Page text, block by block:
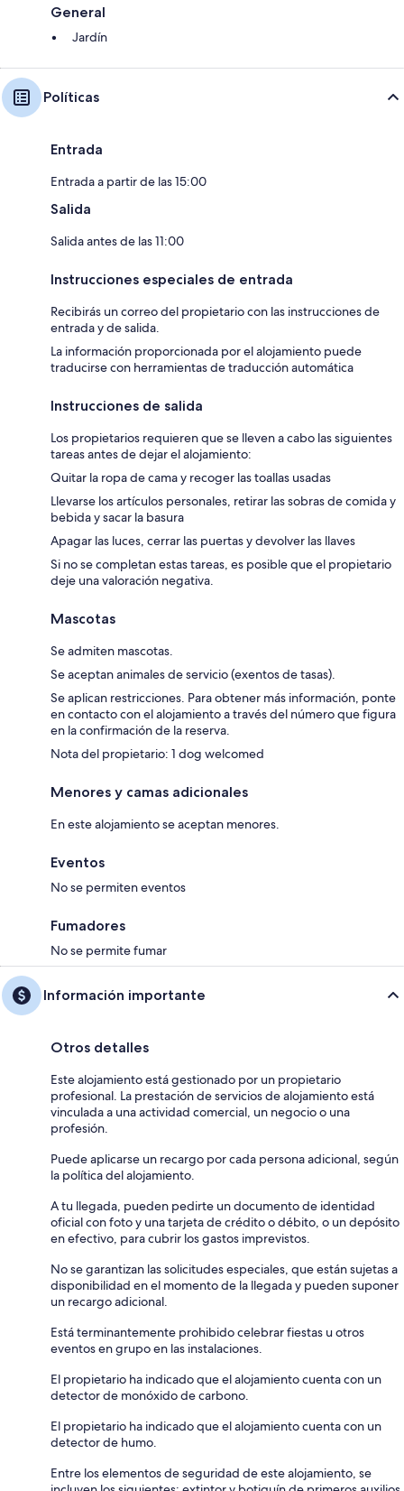
General
Jardín
Políticas
Entrada
Entrada a partir de las 15:00
Salida
Salida antes de las 11:00
Instrucciones especiales de entrada
Recibirás un correo del propietario con las instrucciones de
entrada y de salida.
La información proporcionada por el alojamiento puede
traducirse con herramientas de traducción automática
Instrucciones de salida
Los propietarios requieren que se lleven a cabo las siguientes
tareas antes de dejar el alojamiento:
Quitar la ropa de cama y recoger las toallas usadas
Llevarse los artículos personales, retirar las sobras de comida y
bebida y sacar la basura
Apagar las luces, cerrar las puertas y devolver las llaves
Si no se completan estas tareas, es posible que el propietario
deje una valoración negativa.
Mascotas
Se admiten mascotas.
Se aceptan animales de servicio (exentos de tasas).
Se aplican restricciones. Para obtener más información, ponte
en contacto con el alojamiento a través del número que figura
en la confirmación de la reserva.
Nota del propietario: 1 dog welcomed
Menores y camas adicionales
En este alojamiento se aceptan menores.
Eventos
No se permiten eventos
Fumadores
No se permite fumar
Información importante
Otros detalles
Este alojamiento está gestionado por un propietario
profesional. La prestación de servicios de alojamiento está
vinculada a una actividad comercial, un negocio o una
profesión.
Puede aplicarse un recargo por cada persona adicional, según
la política del alojamiento.
A tu llegada, pueden pedirte un documento de identidad
oficial con foto y una tarjeta de crédito o débito, o un depósito
en efectivo, para cubrir los gastos imprevistos.
No se garantizan las solicitudes especiales, que están sujetas a
disponibilidad en el momento de la llegada y pueden suponer
un recargo adicional.
Está terminantemente prohibido celebrar fiestas u otros
eventos en grupo en las instalaciones.
El propietario ha indicado que el alojamiento cuenta con un
detector de monóxido de carbono.
El propietario ha indicado que el alojamiento cuenta con un
detector de humo.
Entre los elementos de seguridad de este alojamiento, se